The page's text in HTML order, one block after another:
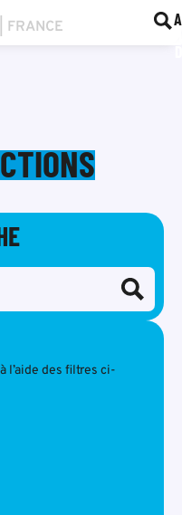
l’aide des filtres ci-